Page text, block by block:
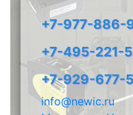
+7-977-886-
+7-495-221-
+7-929-677-
info@newic.ru